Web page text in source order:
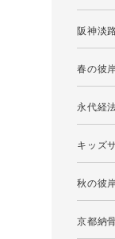
阪神淡
春の彼
永代経
キッズ
秋の彼
京都納